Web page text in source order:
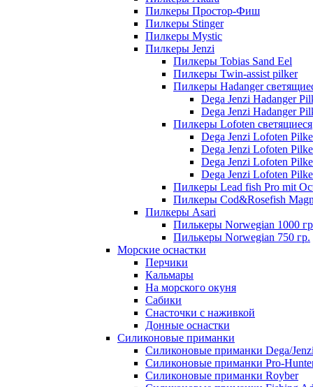
Пилкеры Простор-Фиш
Пилкеры Stinger
Пилкеры Mystic
Пилкеры Jenzi
Пилкеры Tobias Sand Eel
Пилкеры Twin-assist pilker
Пилкеры Hadanger
Dega Jenzi Hadanger
Dega Jenzi Hadanger
Пилкеры Lofoten светящиеся
Dega Jenzi Lofoten
Dega Jenzi Lofoten
Dega Jenzi Lofoten
Dega Jenzi Lofoten
Пилкеры Lead fish Pro mit
Пилкеры Cod&Rosefish
Пилкеры Asari
Пилькеры Norwegian 1000
Пилькеры Norwegian 750 гр.
Морские оснастки
Перчики
Кальмары
На морского окуня
Сабики
Снасточки с наживкой
Донные оснастки
Силиконовые приманки
Силиконовые приманки Dega/Jenzi
Силиконовые приманки Pro-
Силиконовые приманки Royber